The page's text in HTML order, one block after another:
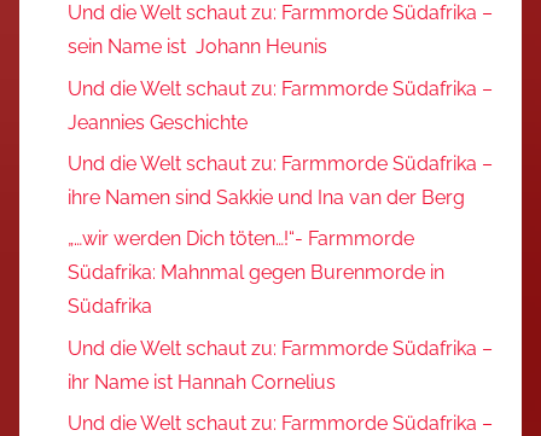
Und die Welt schaut zu: Farmmorde Südafrika –
sein Name ist Johann Heunis
Und die Welt schaut zu: Farmmorde Südafrika –
Jeannies Geschichte
Und die Welt schaut zu: Farmmorde Südafrika –
ihre Namen sind Sakkie und Ina van der Berg
„…wir werden Dich töten…!“- Farmmorde
Südafrika: Mahnmal gegen Burenmorde in
Südafrika
Und die Welt schaut zu: Farmmorde Südafrika –
ihr Name ist Hannah Cornelius
Und die Welt schaut zu: Farmmorde Südafrika –